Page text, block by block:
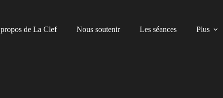
de La Clef
Nous soutenir Les séances Plus